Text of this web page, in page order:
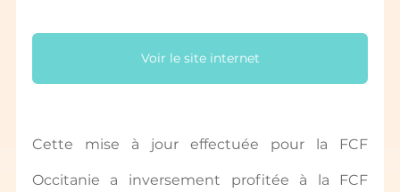
Voir le site internet
Cette mise à jour effectuée pour la FCF
Occitanie a inversement profitée à la FCF